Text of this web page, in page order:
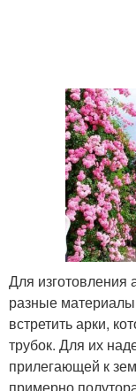
Для изготовления
разные
встретить арки,
трубок. Для их
прилегающей к